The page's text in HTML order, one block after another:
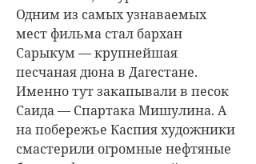
Одним из самых узнаваемых
мест фильма стал бархан
Сарыкум — крупнейшая
песчаная дюна в Дагестане.
Именно тут закапывали в песок
Саида — Спартака Мишулина. А
на побережье Каспия художники
смастерили огромные нефтяные